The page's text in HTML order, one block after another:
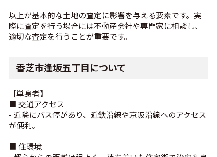
以上が基本的な土地の査定に影響を与える要素です。実
際に査定を行う場合には不動産会社や専門家に相談し、
適切な査定を行うことが重要です。
香芝市逢坂五丁目について
【単身者】
■ 交通アクセス
- 近隣にバス停があり、近鉄沿線や京阪沿線へのアクセス
が便利。
■ 住環境